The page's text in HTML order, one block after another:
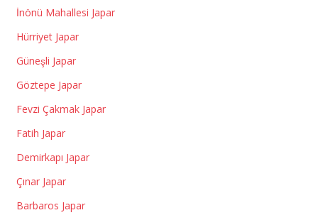
İnönü Mahallesi Japar
Hürriyet Japar
Güneşli Japar
Göztepe Japar
Fevzi Çakmak Japar
Fatih Japar
Demirkapı Japar
Çınar Japar
Barbaros Japar